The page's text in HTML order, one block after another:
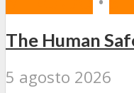
The Human
5 agosto 2026